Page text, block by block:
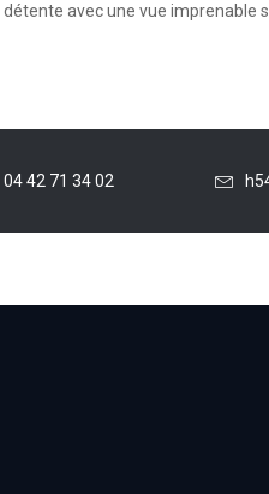
avec une vue imprenable
04 42 71 34 02